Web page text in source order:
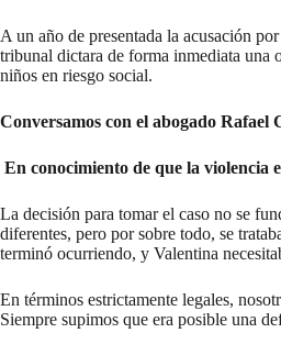
A un año de presentada la acusación
tribunal dictara de forma inmediata una
niños en riesgo social.
Conversamos con el abogado Rafael
En conocimiento de que la violencia
La decisión para tomar el caso no se
diferentes, pero por sobre todo, se
terminó ocurriendo, y Valentina
En términos estrictamente legales,
Siempre supimos que era posible una